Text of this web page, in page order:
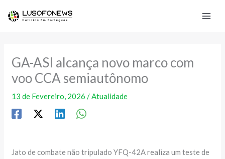
GA-ASI alcança novo marco com
voo CCA semiautônomo
13 de Fevereiro, 2026/Atualidade
Jato de combate não tripulado YFQ-42A realiza um teste de